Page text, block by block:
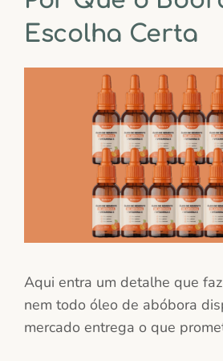
Escolha Certa
Aqui entra um detalhe que
nem todo óleo de abóbora
mercado entrega o que